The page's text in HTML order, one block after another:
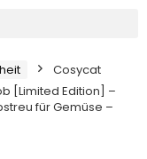
Cosycat
[Limited Edition] –
für Gemüse –